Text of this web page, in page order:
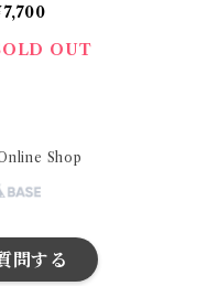
OUT
Shop
問する